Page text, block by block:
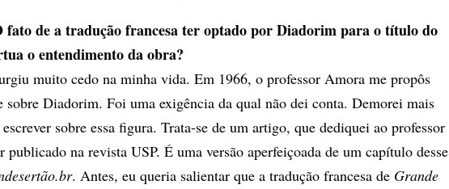
de a tradução francesa ter optado por Diadorim para o título do
o entendimento da obra?
muito cedo na minha vida. Em 1966, o professor Amora me propôs
sobre Diadorim. Foi uma exigência da qual não dei conta. Demorei mais
sobre essa figura. Trata-se de um artigo, que dediquei ao professor
publicado na revista USP. É uma versão aperfeiçoada de um capítulo desse
. Antes, eu queria salientar que a tradução francesa de Grande